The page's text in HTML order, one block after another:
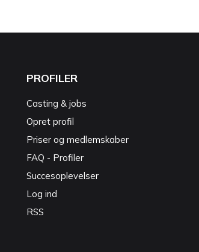
PROFILER
Casting & jobs
Opret profil
Priser og medlemskaber
FAQ - Profiler
Succesoplevelser
Log ind
RSS